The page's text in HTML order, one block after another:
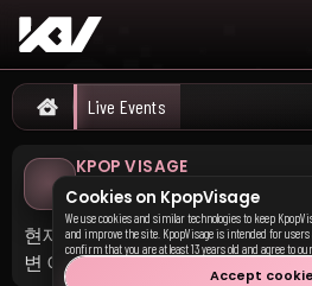
Home
Live Events
KPOP VISAGE
라이브 이벤트
현재 및 예정된 K-pop 라이브 이벤
변 이벤트를 찾아보세요.
Cookies on KpopVisage
We use cookies and similar technologies to keep
and improve the site. KpopVisage is intended for users
confirm that you are at least 13 years old and agree to our
Accept